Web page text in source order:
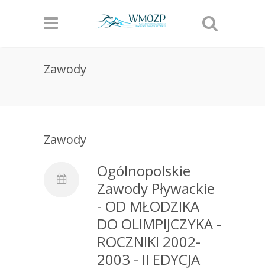
Zawody
Zawody
Ogólnopolskie
Zawody Pływackie
- OD MŁODZIKA
DO OLIMPIJCZYKA -
ROCZNIKI 2002-
2003 - II EDYCJA